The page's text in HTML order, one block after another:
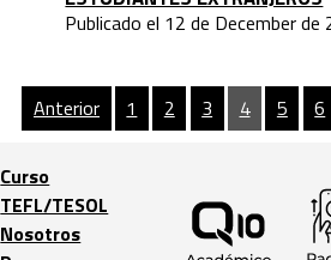
Publicado el 12 de December de
Anterior 1 2 3 4 5 6
Curso
TEFL/TESOL
Nosotros
Trabaja con
nosotros